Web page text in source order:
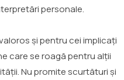
personale.
și pentru cei implicați
care se roagă pentru alții
Nu promite scurtături și